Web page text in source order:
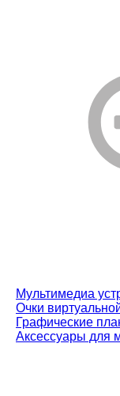
Мультимедиа
Очки
Графические
Аксессуары для